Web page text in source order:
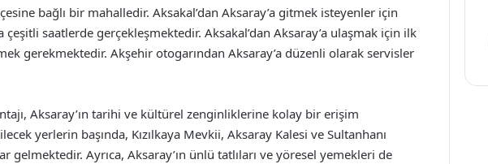
bağlı bir mahalledir. Aksakal’dan Aksaray’a gitmek isteyenler için
saatlerde gerçekleşmektedir. Aksakal’dan Aksaray’a ulaşmak için ilk
gerekmektedir. Akşehir otogarından Aksaray’a düzenli olarak servisler
Aksaray’ın tarihi ve kültürel zenginliklerine kolay bir erişim
yerlerin başında, Kızılkaya Mevkii, Aksaray Kalesi ve Sultanhanı
gelmektedir. Ayrıca, Aksaray’ın ünlü tatlıları ve yöresel yemekleri de